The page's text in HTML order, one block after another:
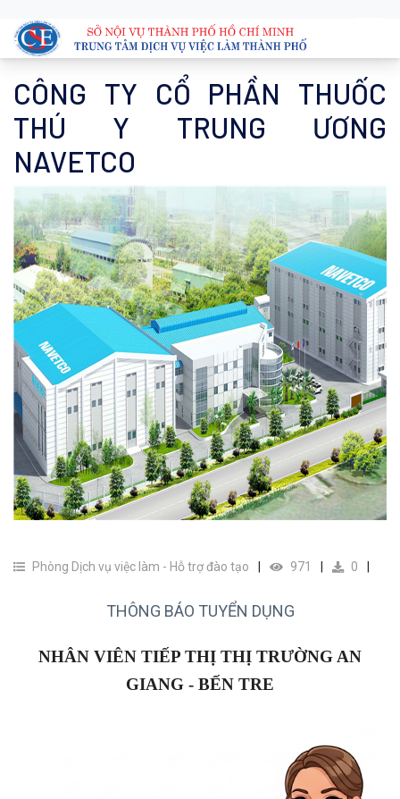
CÔNG TY CỔ PHẦN THUỐC
THÚ Y TRUNG ƯƠNG
NAVETCO
Phòng Dịch vụ việc làm - Hỗ trợ đào tạo 971 0
THÔNG BÁO TUYỂN DỤNG
NHÂN VIÊN TIẾP THỊ THỊ TRƯỜNG AN
GIANG - BẾN TRE